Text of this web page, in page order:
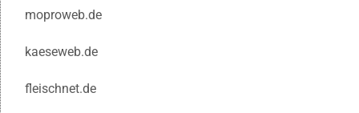
moproweb.de
kaeseweb.de
fleischnet.de